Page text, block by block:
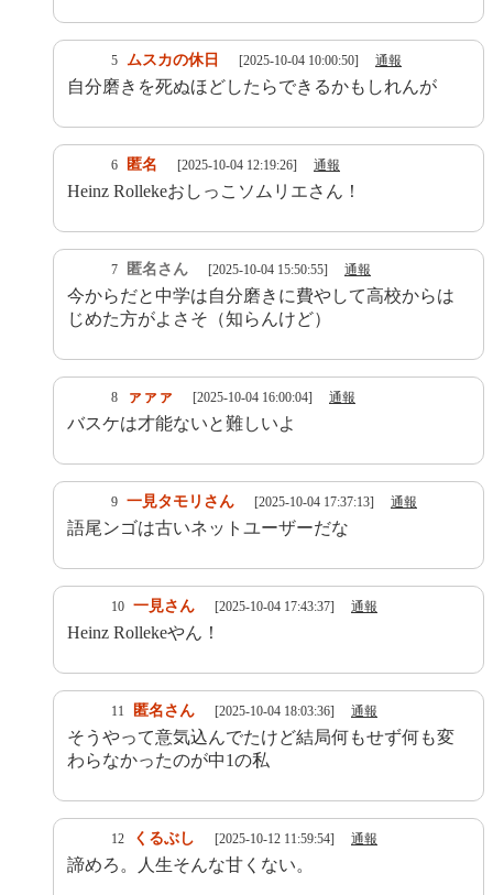
5 ムスカの休日 [2025-10-04 10:00:50] 通報
自分磨きを死ぬほどしたらできるかもしれんが
6 匿名 [2025-10-04 12:19:26] 通報
Heinz Rollekeおしっこソムリエさん！
7 匿名さん [2025-10-04 15:50:55] 通報
今からだと中学は自分磨きに費やして高校からは
じめた方がよさそ（知らんけど）
8 ァァァ [2025-10-04 16:00:04] 通報
バスケは才能ないと難しいよ
9 一見タモリさん [2025-10-04 17:37:13] 通報
語尾ンゴは古いネットユーザーだな
10 一見さん [2025-10-04 17:43:37] 通報
Heinz Rollekeやん！
11 匿名さん [2025-10-04 18:03:36] 通報
そうやって意気込んでたけど結局何もせず何も変
わらなかったのが中1の私
12 くるぶし [2025-10-12 11:59:54] 通報
諦めろ。人生そんな甘くない。